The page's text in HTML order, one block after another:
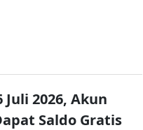
2026, Akun
Saldo Gratis